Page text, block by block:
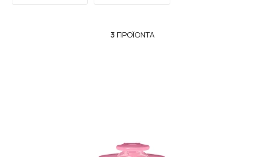
3ΠΡΟΪΌΝΤΑ